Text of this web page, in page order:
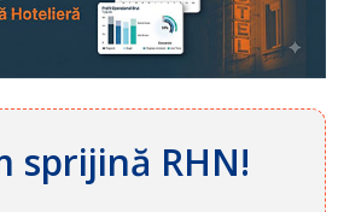
sprijină RHN!